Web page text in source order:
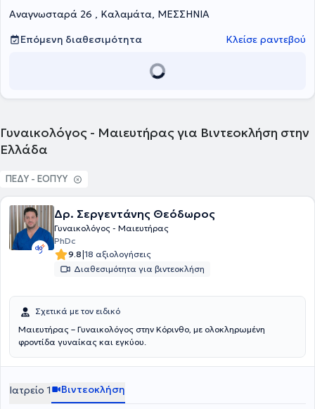
πραγματοποιήσει σύγχρονο καρδιοτοκογραφικό έλεγχο. Στόχος της
εφηβεία μέχρι την εμμηνόπαυση. Δίνοντας ιδιαίτερη έμφαση στην
προβλήματος που μπορεί να εμφανιστεί.
Αναγνωσταρά 26 , Καλαμάτα, ΜΕΣΣΗΝΙΑ
Επόμενη διαθεσιμότητα
Κλείσε ραντεβού
Γυναικολόγος - Μαιευτήρας για Βιντεοκλήση στην
Ελλάδα
ΠΕΔΥ - ΕΟΠΥΥ
Δρ. Σεργεντάνης Θεόδωρος
Γυναικολόγος - Μαιευτήρας
PhDc
9.8|18 αξιολογήσεις
Διαθεσιμότητα για βιντεοκλήση
Σχετικά με τον ειδικό
Μαιευτήρας – Γυναικολόγος στην Κόρινθο, με ολοκληρωμένη
φροντίδα γυναίκας και εγκύου.
Ιατρείο 1 Βιντεοκλήση